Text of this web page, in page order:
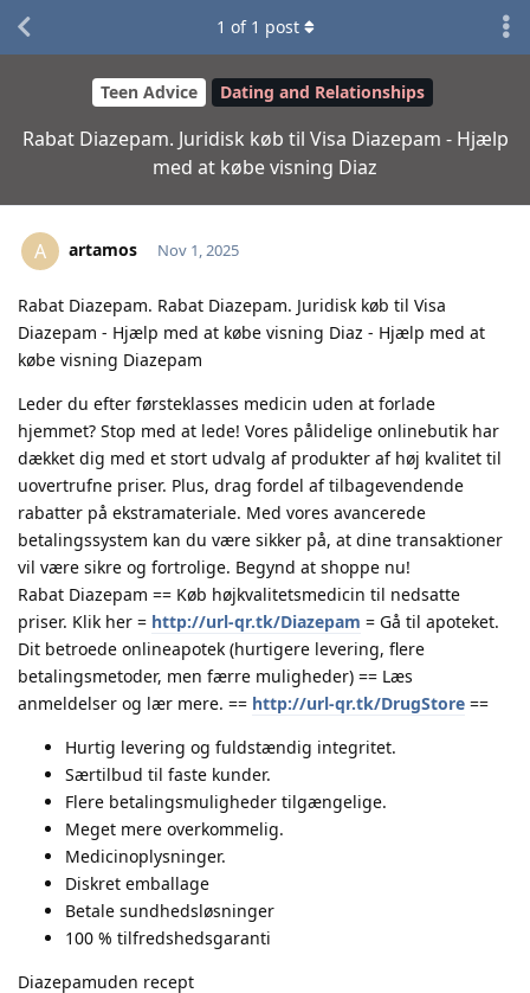
Teen Advice Dating and Relationships
Rabat Diazepam. Juridisk køb til Visa Diazepam - Hjælp
med at købe visning Diaz
1 of 1 post
A artamos Nov 1, 2025
Rabat Diazepam. Rabat Diazepam. Juridisk køb til Visa
Diazepam - Hjælp med at købe visning Diaz - Hjælp med at
købe visning Diazepam
Leder du efter førsteklasses medicin uden at forlade
hjemmet? Stop med at lede! Vores pålidelige onlinebutik har
dækket dig med et stort udvalg af produkter af høj kvalitet til
uovertrufne priser. Plus, drag fordel af tilbagevendende
rabatter på ekstramateriale. Med vores avancerede
betalingssystem kan du være sikker på, at dine transaktioner
vil være sikre og fortrolige. Begynd at shoppe nu!
Rabat Diazepam == Køb højkvalitetsmedicin til nedsatte
priser. Klik her = http://url-qr.tk/Diazepam = Gå til apoteket.
Dit betroede onlineapotek (hurtigere levering, flere
betalingsmetoder, men færre muligheder) == Læs
anmeldelser og lær mere. == http://url-qr.tk/DrugStore ==
Hurtig levering og fuldstændig integritet.
Særtilbud til faste kunder.
Flere betalingsmuligheder tilgængelige.
Meget mere overkommelig.
Medicinoplysninger.
Diskret emballage
Betale sundhedsløsninger
100 % tilfredshedsgaranti
Diazepamuden recept